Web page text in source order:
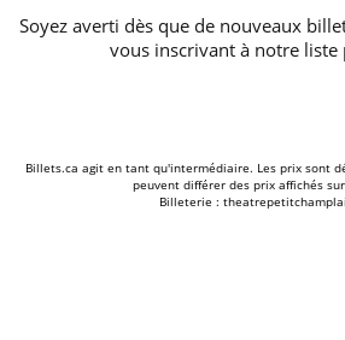
Soyez averti dès que de nouveaux
vous inscrivant à notre
Billets.ca agit en tant qu'intermédiaire. Les prix sont
peuvent différer des prix affichés
Billeterie :